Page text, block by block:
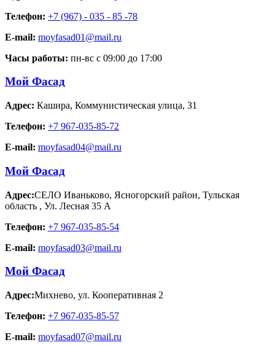
Телефон: +7 (967) - 035 - 85 -78
E-mail: moyfasad01@mail.ru
Часы работы: пн-вс с 09:00 до 17:00
Мой Фасад
Адрес: Кашира, Коммунистическая улица, 31
Телефон: +7 967-035-85-72
E-mail: moyfasad04@mail.ru
Мой Фасад
Адрес:СЕЛО Иваньково, Ясногорский район, Тульская
область , Ул. Лесная 35 А
Телефон: +7 967-035-85-54
E-mail: moyfasad03@mail.ru
Мой Фасад
Адрес:Михнево, ул. Кооперативная 2
Телефон: +7 967-035-85-57
E-mail: moyfasad07@mail.ru